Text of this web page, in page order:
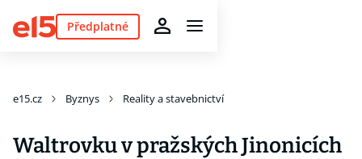
Předplatné
e15.cz Byznys Reality a stavebnictví
Waltrovku v pražských Jinonicích